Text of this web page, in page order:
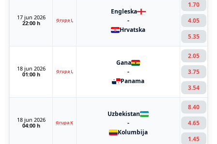
17 jun 2026
22:00 h
Grupa L
Engleska
-
Hrvatska
1.70
4.05
5.35
18 jun 2026
01:00 h
Grupa L
Gana
-
Panama
2.05
3.75
3.54
18 jun 2026
04:00 h
Grupa K
Uzbekistan
-
Kolumbija
8.40
4.65
1.45